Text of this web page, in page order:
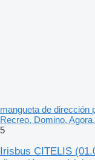
mangueta de dirección
Recreo, Domino,
5
Irisbus CITELIS